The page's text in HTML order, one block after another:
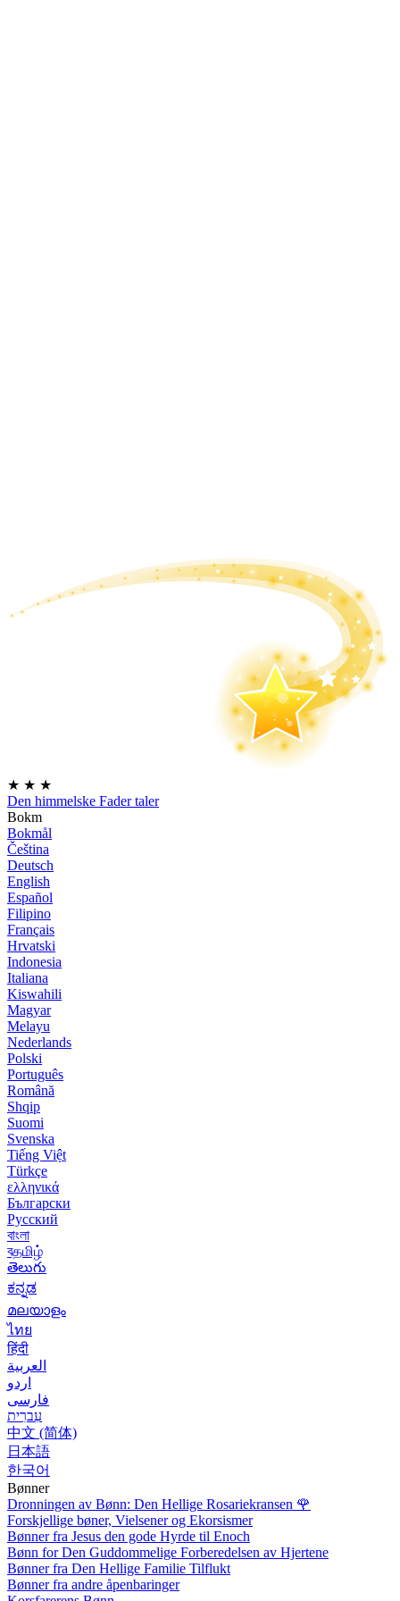
★ ★ ★
Den himmelske Fader taler
Bokm
Bokmål
Čeština
Deutsch
English
Español
Filipino
Français
Hrvatski
Indonesia
Italiana
Kiswahili
Magyar
Melayu
Nederlands
Polski
Português
Română
Shqip
Suomi
Svenska
Tiếng Việt
Türkçe
ελληνικά
Български
Русский
বাংলা
বதமிழ்
తెలుగు
ಕನ್ನಡ
മലയാളം
ไทย
हिंदी
العربية
اردو
فارسی
עִברִית
中文 (简体)
日本語
한국어
Bønner
Dronningen av Bønn: Den Hellige Rosariekransen 🌹
Forskjellige bøner, Vielsener og Ekorsismer
Bønner fra Jesus den gode Hyrde til Enoch
Bønn for Den Guddommelige Forberedelsen av Hjertene
Bønner fra Den Hellige Familie Tilflukt
Bønner fra andre åpenbaringer